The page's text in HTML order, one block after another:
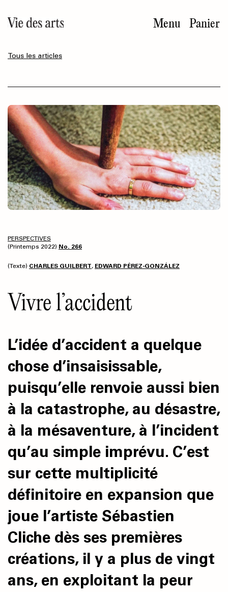
au
contenu
Menu Panier
Tous les articles
PERSPECTIVES
(Printemps 2022) No. 266
(Texte) CHARLES GUILBERT, EDWARD PÉREZ-GONZÁLEZ
Vivre l’accident
L’idée d’accident a quelque
chose d’insaisissable,
puisqu’elle renvoie aussi bien
à la catastrophe, au désastre,
à la mésaventure, à l’incident
qu’au simple imprévu. C’est
sur cette multiplicité
définitoire en expansion que
joue l’artiste Sébastien
Cliche dès ses premières
créations, il y a plus de vingt
ans, en exploitant la peur